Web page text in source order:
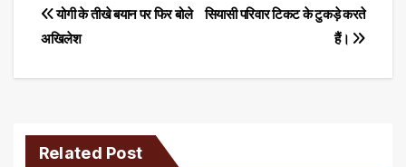
Post
navigation
सियासी परिवार टिकट के टुकड़े करते
हैं।
योगी के तीखे बयान पर फिर बोले
अखिलेश
Related Post